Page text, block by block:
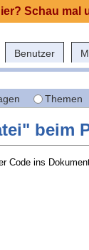
Benutzer
Themen
beim
Code ins
Schau mal